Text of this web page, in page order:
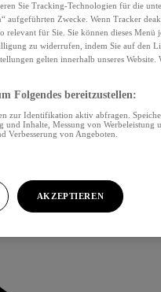
Sie Tracking-Technologien für die
aufgeführten Zwecke. Wenn Tracker
für Sie. Sie können dieses Menü
zu widerrufen, indem Sie auf den
gelten innerhalb unseres Website.
Folgendes bereitzustellen:
zur Identifikation aktiv abfragen.
Inhalte, Messung von Werbeleistung
von Angeboten.
AKZEPTIEREN